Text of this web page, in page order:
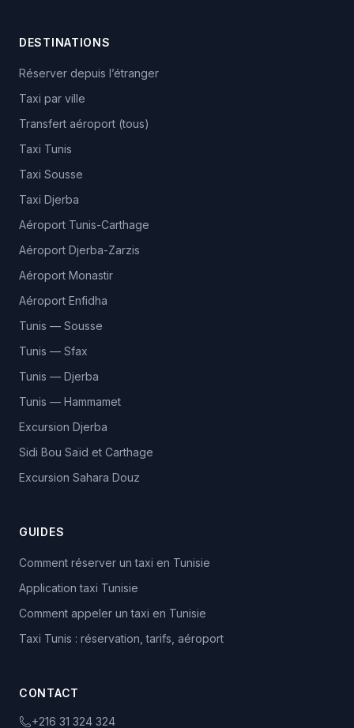
DESTINATIONS
Réserver depuis l’étranger
Taxi par ville
Transfert aéroport (tous)
Taxi Tunis
Taxi Sousse
Taxi Djerba
Aéroport Tunis-Carthage
Aéroport Djerba-Zarzis
Aéroport Monastir
Aéroport Enfidha
Tunis — Sousse
Tunis — Sfax
Tunis — Djerba
Tunis — Hammamet
Excursion Djerba
Sidi Bou Saïd et Carthage
Excursion Sahara Douz
GUIDES
Comment réserver un taxi en Tunisie
Application taxi Tunisie
Comment appeler un taxi en Tunisie
Taxi Tunis : réservation, tarifs, aéroport
CONTACT
+216 31 324 324